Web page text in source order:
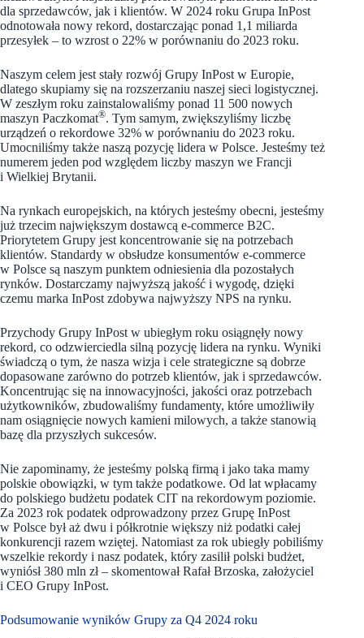
dla sprzedawców, jak i klientów. W 2024 roku Grupa InPost
odnotowała nowy rekord, dostarczając ponad 1,1 miliarda
przesyłek – to wzrost o 22% w porównaniu do 2023 roku.
Naszym celem jest stały rozwój Grupy InPost w Europie,
dlatego skupiamy się na rozszerzaniu naszej sieci logistycznej.
W zeszłym roku zainstalowaliśmy ponad 11 500 nowych
maszyn Paczkomat®. Tym samym, zwiększyliśmy liczbę
urządzeń o rekordowe 32% w porównaniu do 2023 roku.
Umocniliśmy także naszą pozycję lidera w Polsce. Jesteśmy też
numerem jeden pod względem liczby maszyn we Francji
i Wielkiej Brytanii.
Na rynkach europejskich, na których jesteśmy obecni, jesteśmy
już trzecim największym dostawcą e-commerce B2C.
Priorytetem Grupy jest koncentrowanie się na potrzebach
klientów. Standardy w obsłudze konsumentów e-commerce
w Polsce są naszym punktem odniesienia dla pozostałych
rynków. Dostarczamy najwyższą jakość i wygodę, dzięki
czemu marka InPost zdobywa najwyższy NPS na rynku.
Przychody Grupy InPost w ubiegłym roku osiągnęły nowy
rekord, co odzwierciedla silną pozycję lidera na rynku. Wyniki
świadczą o tym, że nasza wizja i cele strategiczne są dobrze
dopasowane zarówno do potrzeb klientów, jak i sprzedawców.
Koncentrując się na innowacyjności, jakości oraz potrzebach
użytkowników, zbudowaliśmy fundamenty, które umożliwiły
nam osiągnięcie nowych kamieni milowych, a także stanowią
bazę dla przyszłych sukcesów.
Nie zapominamy, że jesteśmy polską firmą i jako taka mamy
polskie obowiązki, w tym także podatkowe. Od lat wpłacamy
do polskiego budżetu podatek CIT na rekordowym poziomie.
Za 2023 rok podatek odprowadzony przez Grupę InPost
w Polsce był aż dwu i półkrotnie większy niż podatki całej
konkurencji razem wziętej. Natomiast za rok ubiegły pobiliśmy
wszelkie rekordy i nasz podatek, który zasilił polski budżet,
wyniósł 380 mln zł– skomentował Rafał Brzoska, założyciel
i CEO Grupy InPost.
Podsumowanie wyników Grupy za Q4 2024 roku